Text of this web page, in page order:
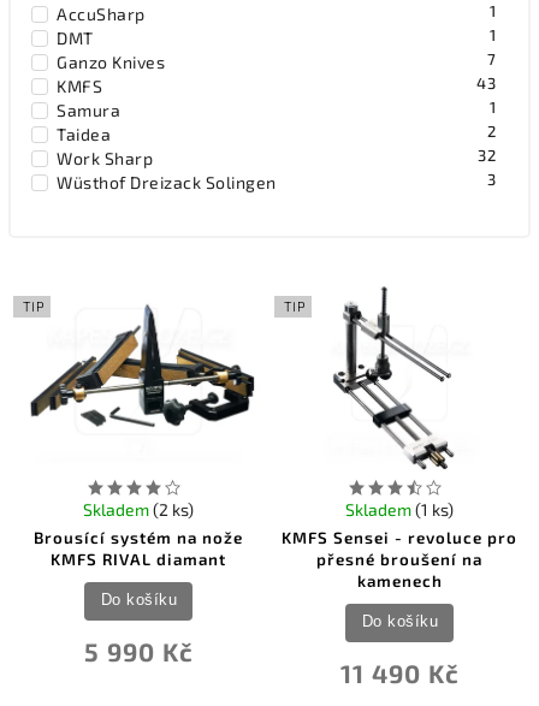
AccuSharp 1
DMT 1
Ganzo Knives 7
KMFS 43
Samura 1
Taidea 2
Work Sharp 32
Wüsthof Dreizack Solingen 3
TIP
Brousící systém na nože
KMFS RIVAL diamant
Skladem(2 ks)
5 990 Kč
Do košíku
TIP
KMFS Sensei - revoluce pro
přesné broušení na
kamenech
Skladem(1 ks)
11 490 Kč
Do košíku